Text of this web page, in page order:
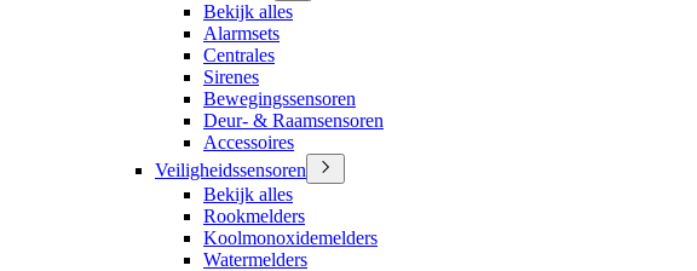
Bekijk alles
Alarmsets
Centrales
Sirenes
Bewegingssensoren
Deur- & Raamsensoren
Accessoires
Veiligheidssensoren
Bekijk alles
Rookmelders
Koolmonoxidemelders
Watermelders